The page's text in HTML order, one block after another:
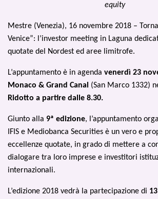
equity
Mestre (Venezia), 16 novembre 2018 –
Venice”: l’investor meeting in Laguna
quotate del Nordest ed aree limitrofe.
L’appuntamento è in agenda venerdì 23
Monaco & Grand Canal
(San Marco 1332)
Ridotto a partire dalle 8.30.
Giunto alla 9ª edizione, l’appuntamento
IFIS e Mediobanca Securities è un vero e
eccellenze quotate, in grado di mettere a
dialogare tra loro imprese e investitori
internazionali.
L’edizione 2018 vedrà la partecipazione di